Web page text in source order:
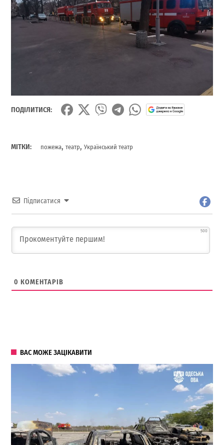
ПОДІЛИТИСЯ:
МІТКИ: пожежа,театр,Український театр
Підписатися
500
0 КОМЕНТАРІВ
ВАС МОЖЕ ЗАЦІКАВИТИ